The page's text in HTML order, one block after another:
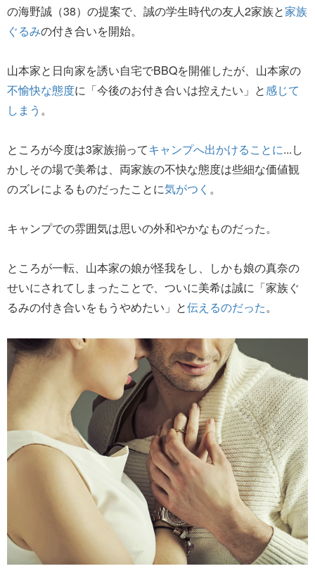
の海野誠（38）の提案で、誠の学生時代の友人2家族と家族
ぐるみの付き合いを開始。
山本家と日向家を誘い自宅でBBQを開催したが、山本家の
不愉快な態度に「今後のお付き合いは控えたい」と感じて
しまう 。
ところが今度は3家族揃ってキャンプへ出かけることに...し
かしその場で美希は、両家族の不快な態度は些細な価値観
のズレによるものだったことに気がつく 。
キャンプでの雰囲気は思いの外和やかなものだった。
ところが一転、山本家の娘が怪我をし、しかも娘の真奈の
せいにされてしまったことで、ついに美希は誠に「家族ぐ
るみの付き合いをもうやめたい」と伝えるのだった。